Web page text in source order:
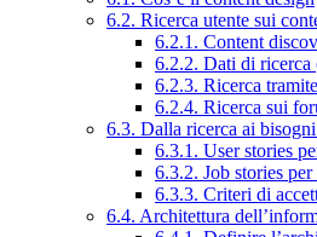
6.2. Ricerca utente sui
6.2.1. Content
6.2.2. Dati di ricerca
6.2.3. Ricerca
6.2.4. Ricerca sui
6.3. Dalla ricerca ai
6.3.1. User stories
6.3.2. Job stories
6.3.3. Criteri di
6.4. Architettura